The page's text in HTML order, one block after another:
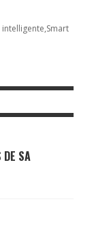
Smart
DE SA